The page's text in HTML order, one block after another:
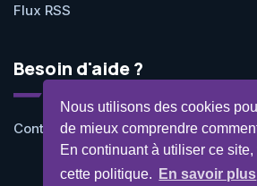
Nous utilisons des cookies
de mieux comprendre
En continuant à utiliser ce
cette politique.
En savoir plus
Flux RSS
Besoin d'aide ?
Contactez-nous